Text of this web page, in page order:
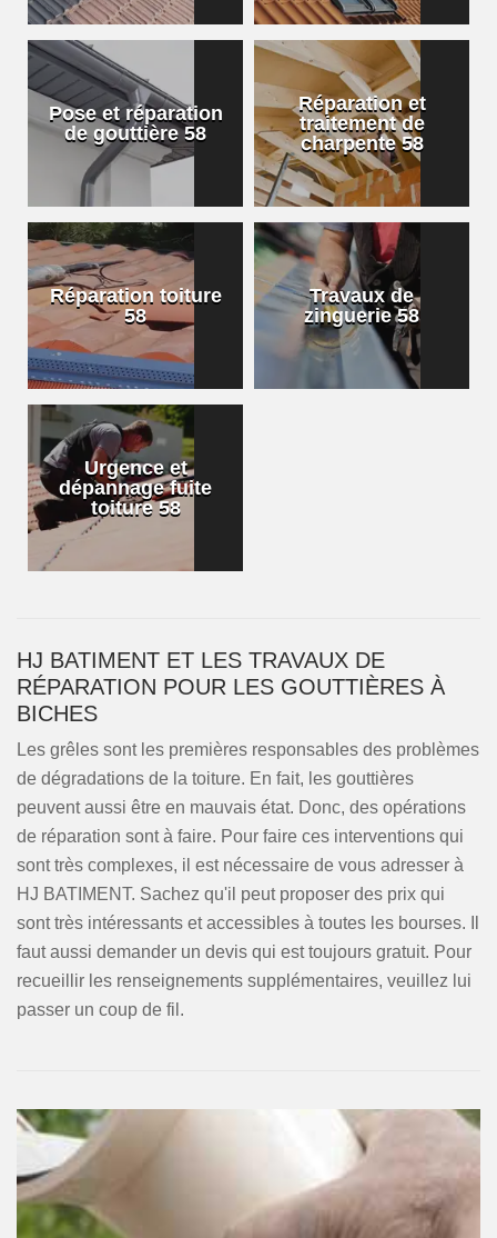
Pose et réparation
de gouttière 58
Réparation et
traitement de
charpente 58
Réparation toiture
58
Travaux de
zinguerie 58
Urgence et
dépannage fuite
toiture 58
HJ BATIMENT ET LES TRAVAUX DE
RÉPARATION POUR LES GOUTTIÈRES À
BICHES
Les grêles sont les premières responsables des problèmes
de dégradations de la toiture. En fait, les gouttières
peuvent aussi être en mauvais état. Donc, des opérations
de réparation sont à faire. Pour faire ces interventions qui
sont très complexes, il est nécessaire de vous adresser à
HJ BATIMENT. Sachez qu'il peut proposer des prix qui
sont très intéressants et accessibles à toutes les bourses. Il
faut aussi demander un devis qui est toujours gratuit. Pour
recueillir les renseignements supplémentaires, veuillez lui
passer un coup de fil.